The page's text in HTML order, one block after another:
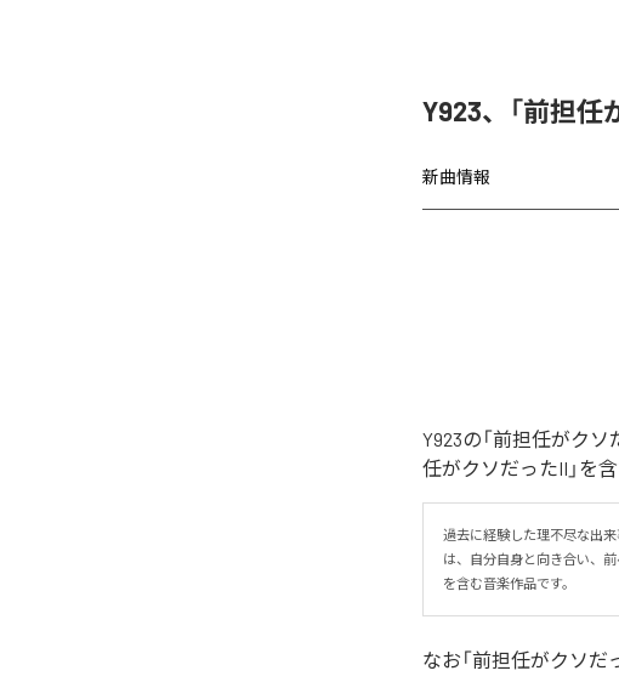
Y923、「前担任
新曲情報
Y923の「前担任がク
任がクソだったII」を
過去に経験した理不尽な出
は、自分自身と向き合い、
を含む音楽作品です。
なお「前担任がクソだ